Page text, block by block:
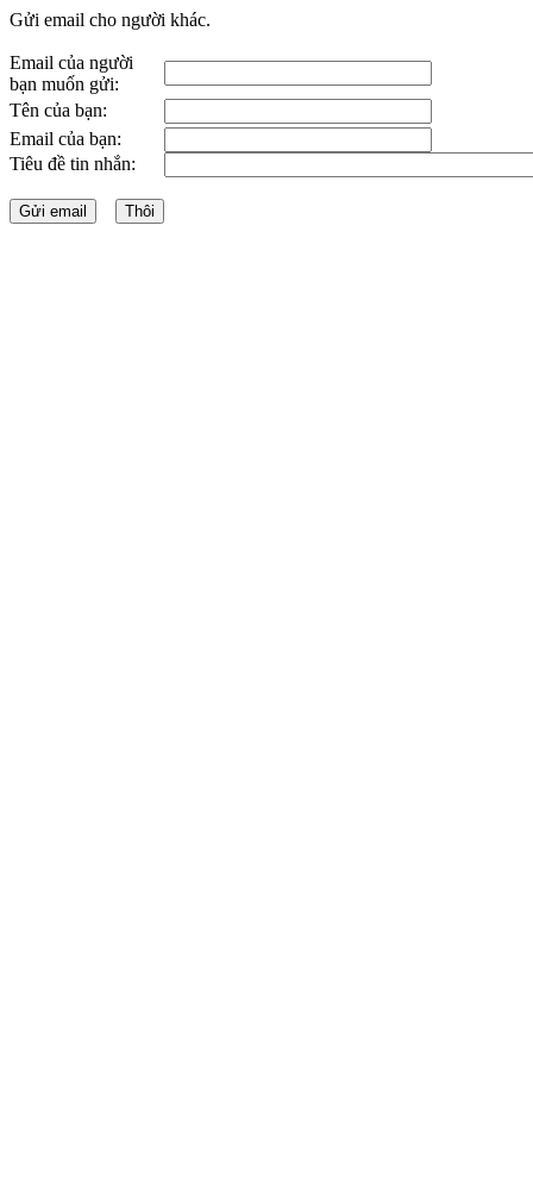
Gửi email cho người khác.
Email của người
bạn muốn gửi:
Tên của bạn:
Email của bạn:
Tiêu đề tin nhắn: